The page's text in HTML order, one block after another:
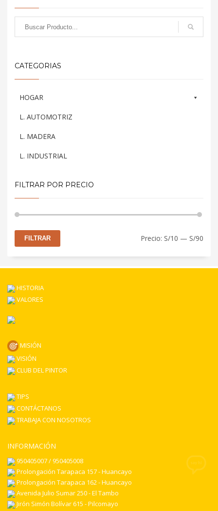
CATEGORIAS
HOGAR
L. AUTOMOTRIZ
L. MADERA
L. INDUSTRIAL
FILTRAR POR PRECIO
FILTRAR Precio: S/10 — S/90
HISTORIA
VALORES
MISIÓN
VISIÓN
CLUB DEL PINTOR
TIPS
CONTÁCTANOS
TRABAJA CON NOSOTROS
INFORMACIÓN
950405007 / 950405008
Prolongación Tarapaca 157 - Huancayo
Prolongación Tarapaca 162 - Huancayo
Avenida Julio Sumar 250 - El Tambo
Jirón Simón Bolívar 615 - Pilcomayo